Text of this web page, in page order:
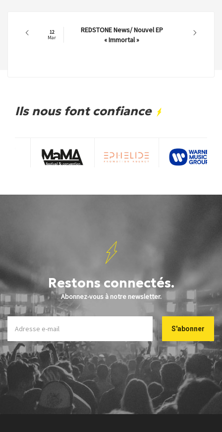
12
Mar
REDSTONE News/ Nouvel EP
« Immortal »
Ils nous font confiance
Restons connectés.
Abonnez-vous à notre newsletter.